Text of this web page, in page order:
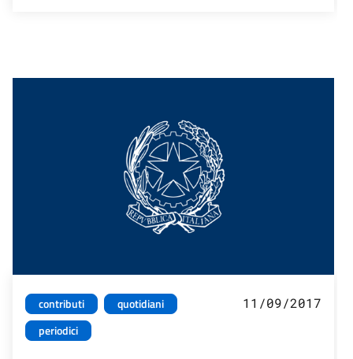
contributi
quotidiani
periodici
11/09/2017